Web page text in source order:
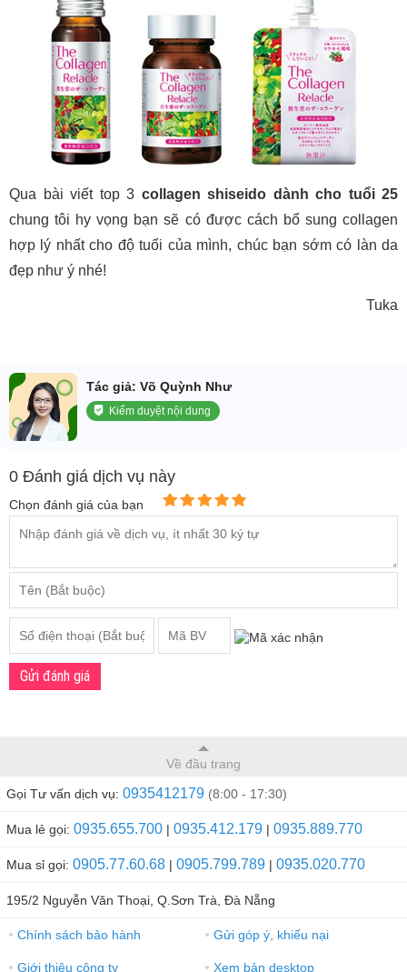
Qua bài viết top 3 collagen shiseido dành cho tuổi 25
chung tôi hy vọng bạn sẽ có được cách bổ sung collagen
hợp lý nhất cho độ tuổi của mình, chúc bạn sớm có làn da
đẹp như ý nhé!
Tuka
Tác giả: Võ Quỳnh Như
Kiểm duyệt nội dung
0 Đánh giá dịch vụ này
Chọn đánh giá của bạn
Gửi đánh giá
Về đầu trang
Gọi Tư vấn dịch vụ: 0935412179 (8:00 - 17:30)
Mua lẻ gọi: 0935.655.700 | 0935.412.179 | 0935.889.770
Mua sỉ gọi: 0905.77.60.68 | 0905.799.789 | 0935.020.770
195/2 Nguyễn Văn Thoại, Q.Sơn Trà, Đà Nẵng
● Chính sách bảo hành ● Gửi góp ý, khiếu nại
● Giới thiệu công ty ● Xem bản desktop